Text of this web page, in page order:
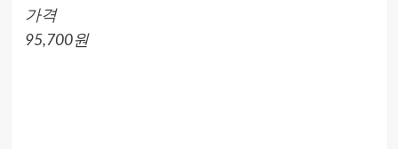
가격
95,700원